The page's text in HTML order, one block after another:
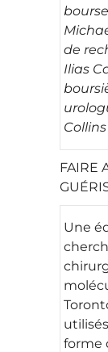
de
Ilias
FAIRE
Une
forme